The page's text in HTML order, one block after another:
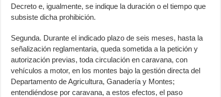
Decreto e, igualmente, se indique la duración o el tiempo que
subsiste dicha prohibición.
Segunda. Durante el indicado plazo de seis meses, hasta la
señalización reglamentaria, queda sometida a la petición y
autorización previas, toda circulación en caravana, con
vehículos a motor, en los montes bajo la gestión directa del
Departamento de Agricultura, Ganadería y Montes;
entendiéndose por caravana, a estos efectos, el paso